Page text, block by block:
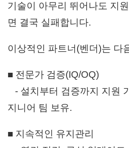
기술이 아무리 뛰어나도 지
면 결국 실패합니다.
이상적인 파트너(벤더)는 다
■ 전문가 검증(IQ/OQ)
- 설치부터 검증까지 지원
지니어 팀 보유.
■ 지속적인 유지관리